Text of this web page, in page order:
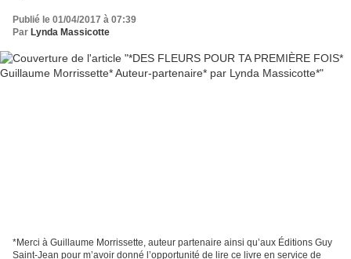
Publié le 01/04/2017 à 07:39
Par Lynda Massicotte
*Merci à Guillaume Morrissette, auteur partenaire ainsi qu’aux Éditions Guy
Saint-Jean pour m’avoir donné l’opportunité de lire ce livre en service de